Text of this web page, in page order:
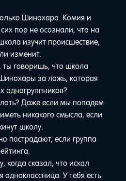
Шинохара. Комия и
пор не осознали, что на
изучит происшествие,
изменит.
говоришь, что школа
за ложь, которая
одногруппников?
Даже если мы попадем
никакого смысла, если
школу.
пострадают, если группа
сказал, что искал
У тебя есть